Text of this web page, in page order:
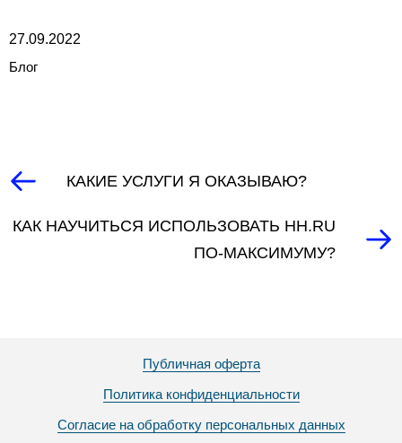
27.09.2022
Блог
КАКИЕ УСЛУГИ Я ОКАЗЫВАЮ?
КАК НАУЧИТЬСЯ ИСПОЛЬЗОВАТЬ HH.RU
ПО-МАКСИМУМУ?
Публичная оферта
Политика конфиденциальности
Согласие на обработку персональных данных